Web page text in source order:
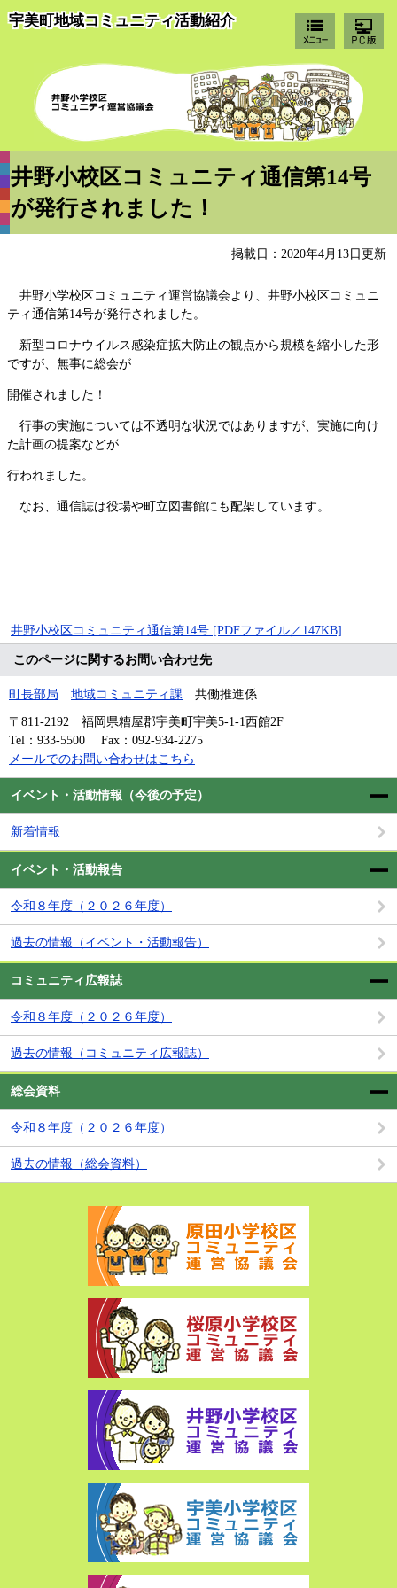
宇美町地域コミュニティ活動紹介
イベント・活動情報（今後の予定）
新着情報
イベント・活動報告
令和８年度（２０２６年度）
過去の情報（イベント・活動報告）
コミュニティ広報誌
令和８年度（２０２６年度）
過去の情報（コミュニティ広報誌）
総会資料
令和８年度（２０２６年度）
過去の情報（総会資料）
井野小校区コミュニティ通信第14号
が発行されました！
掲載日：2020年4月13日更新
井野小学校区コミュニティ運営協議会より、井野小校区コミュニ
ティ通信第14号が発行されました。
新型コロナウイルス感染症拡大防止の観点から規模を縮小した形
ですが、無事に総会が
開催されました！
行事の実施については不透明な状況ではありますが、実施に向け
た計画の提案などが
行われました。
なお、通信誌は役場や町立図書館にも配架しています。
井野小校区コミュニティ通信第14号 [PDFファイル／147KB]
このページに関するお問い合わせ先
町長部局 地域コミュニティ課 共働推進係
〒811-2192
福岡県糟屋郡宇美町宇美5-1-1西館2F
Tel：933-5500
Fax：092-934-2275
メールでのお問い合わせはこちら